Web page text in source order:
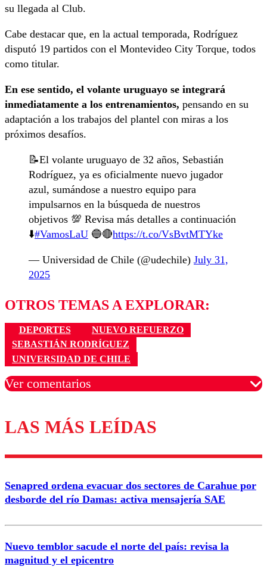
su llegada al Club.
Cabe destacar que, en la actual temporada, Rodríguez
disputó 19 partidos con el Montevideo City Torque, todos
como titular.
En ese sentido, el volante uruguayo se integrará
inmediatamente a los entrenamientos, pensando en su
adaptación a los trabajos del plantel con miras a los
próximos desafíos.
📝El volante uruguayo de 32 años, Sebastián
Rodríguez, ya es oficialmente nuevo jugador
azul, sumándose a nuestro equipo para
impulsarnos en la búsqueda de nuestros
objetivos 💯 Revisa más detalles a continuación
⬇️#VamosLaU 🔵🔴https://t.co/VsBvtMTYke
— Universidad de Chile (@udechile) July 31,
2025
OTROS TEMAS A EXPLORAR:
DEPORTES
NUEVO REFUERZO
SEBASTIÁN RODRÍGUEZ
UNIVERSIDAD DE CHILE
Ver comentarios
Los comentarios son moderados para garantizar un
diálogo respetuoso.
Correo
LAS MÁS LEÍDAS
Senapred ordena evacuar dos sectores de Carahue por
desborde del río Damas: activa mensajería SAE
Nuevo temblor sacude el norte del país: revisa la
magnitud y el epicentro